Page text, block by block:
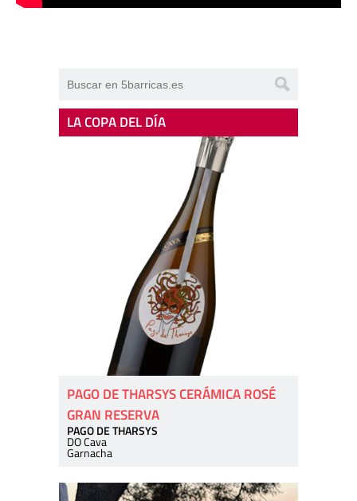
LA COPA DEL DÍA
PAGO DE THARSYS CERÁMICA ROSÉ
GRAN RESERVA
PAGO DE THARSYS
DO Cava
Garnacha